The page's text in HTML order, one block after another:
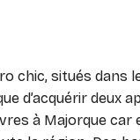
chic, situés dans
d’acquérir deux
à Majorque